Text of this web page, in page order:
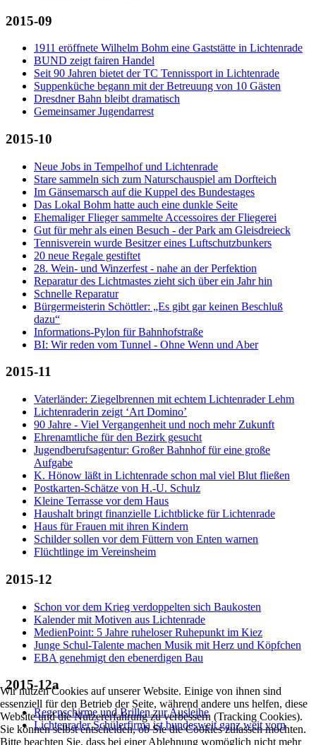
2015-09
1911 eröffnete Wilhelm Bohm eine Gaststätte in Lichtenrade
BUND zeigt fairen Handel
Seit 90 Jahren bietet der TC Tennissport in Lichtenrade
Suppenküche begann mit der Betreuung von 10 Gästen
Dresdner Bahn bleibt dramatisch
Gemeinsamer Jugendarrest
2015-10
Neue Jobs in Tempelhof und Lichtenrade
Stare sammeln sich zum Naturschauspiel am Dorfteich
Im Gänsemarsch auf die Kuppel des Bundestages
Das Lokal Bohm hatte auch eine dunkle Seite
Ehemaliger Flieger sammelte Accessoires der Fliegerei
Gut für mehr als einen Besuch - der Park am Gleisdreieck
Tennisverein wurde Besitzer eines Luftschutzbunkers
20 neue Regale gestiftet
28. Wein- und Winzerfest - nahe an der Perfektion
Reparatur des Lichtmastes zieht sich über ein Jahr hin
Schnelle Reparatur
Bürgermeisterin Schöttler: „Es gibt gar keinen Beschluß
dazu“
Informations-Pylon für Bahnhofstraße
BI: Wir reden vom Tunnel - Ohne Wenn und Aber
2015-11
Vaterländer: Ziegelbrennen mit echtem Lichtenrader Lehm
Lichtenraderin zeigt ‘Art Domino’
90 Jahre - Viel Vergangenheit und noch mehr Zukunft
Ehrenamtliche für den Bezirk gesucht
Jugendberufsagentur: Großer Bahnhof für eine große
Aufgabe
K. Hönow läßt in Lichtenrade schon mal viel Blut fließen
Postkarten-Schätze von H.-U. Schulz
Kleine Terrasse vor dem Haus
Haushalt bringt finanzielle Lichtblicke für Lichtenrade
Haus für Frauen mit ihren Kindern
Schilder sollen vor dem Füttern von Enten warnen
Flüchtlinge im Vereinsheim
2015-12
Schon vor dem Krieg verdoppelten sich Baukosten
Kalender mit Motiven aus Lichtenrade
MedienPoint: 5 Jahre ruheloser Ruhepunkt im Kiez
Junge Schul-Talente machen Musik mit Herz und Köpfchen
EBA genehmigt den ebenerdigen Bau
2015-12a
Regenschirme und Brillen zur Ausleihe
Lichtenrader Schülerfirma ist bundesweit ganz weit vorn
Wir nutzen Cookies auf unserer Website. Einige von ihnen sind
essenziell für den Betrieb der Seite, während andere uns helfen, diese
Website und die Nutzererfahrung zu verbessern (Tracking Cookies).
Sie können selbst entscheiden, ob Sie die Cookies zulassen möchten.
Bitte beachten Sie, dass bei einer Ablehnung womöglich nicht mehr